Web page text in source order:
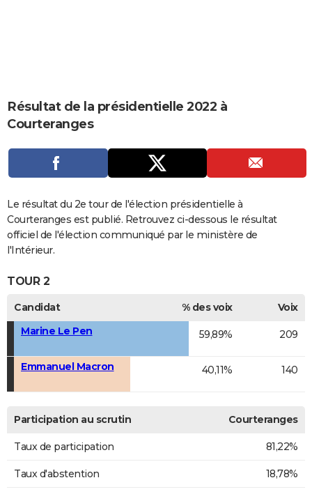
CARTE DE VOEUX
Carte de Noël
Carte Bonne année
Carte Saint-Valentin
Carte Pâques
Carte d'anniversaire
DICTIONNAIRE
Dictionnaire
Biographies
Expressions
Proverbes
PROGRAMME TV
S'inscrire
Se connecter
Lycées
Collèges
Primaires
Universités
Entreprises
Service militaire
Avis de recherche
AVIS DE DÉCÈS
Résultat de la présidentielle 2022 à
Courteranges
Le résultat du 2e tour de l'élection présidentielle à
Courteranges est publié. Retrouvez ci-dessous le résultat
officiel de l'élection communiqué par le ministère de
l'Intérieur.
TOUR 2
Candidat % des voix
Voix
Marine Le Pen
59,89% 209
Emmanuel Macron 40,11% 140
Participation au scrutin Courteranges
Taux de participation 81,22%
Taux d'abstention 18,78%